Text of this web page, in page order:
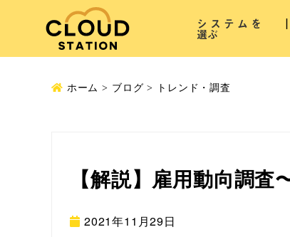
システムを
選ぶ
ホーム ブログ トレンド・調査
【解説】雇用動向調
2021年11月29日